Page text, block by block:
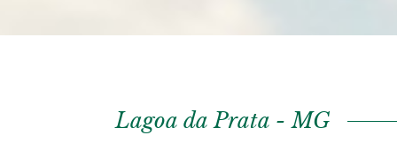
Lagoa da Prata - MG